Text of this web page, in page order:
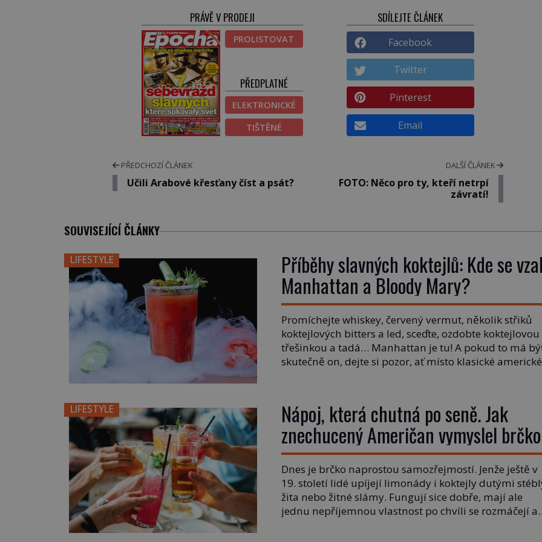
PRÁVĚ V PRODEJI
PROLISTOVAT
PŘEDPLATNÉ
ELEKTRONICKÉ
TIŠTĚNÉ
SDÍLEJTE ČLÁNEK
Facebook
Twitter
Pinterest
Email
PŘEDCHOZÍ ČLÁNEK
Učili Arabové křesťany číst a psát?
DALŠÍ ČLÁNEK
FOTO: Něco pro ty, kteří netrpí
závratí!
SOUVISEJÍCÍ ČLÁNKY
LIFESTYLE Příběhy slavných koktejlů: Kde se vzal
Manhattan a Bloody Mary?
Promíchejte whiskey, červený vermut, několik střiků
koktejlových bitters a led, sceďte, ozdobte koktejlovou
třešinkou a tadá… Manhattan je tu! A pokud to má
skutečně on, dejte si pozor, ať místo klasické americké
už to nebude Manhattan ale […]
LIFESTYLE Nápoj, která chutná po seně. Jak
znechucený Američan vymyslel brčko
Dnes je brčko naprostou samozřejmostí. Jenže ještě v
19. století lidé upíjejí limonády i koktejly dutými
žita nebo žitné slámy. Fungují sice dobře, mají ale
jednu nepříjemnou vlastnost po chvíli se rozmáčejí a